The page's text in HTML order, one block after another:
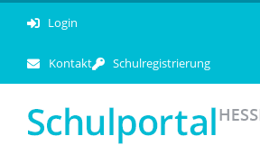
Login
Kontakt Schulregistrierung